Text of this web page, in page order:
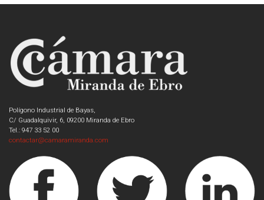
Polígono Industrial de Bayas,
C/ Guadalquivir, 6, 09200 Miranda de Ebro
Tel.: 947 33 52 00
contactar@camaramiranda.com